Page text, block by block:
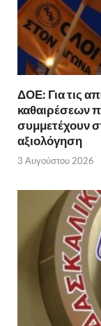
ΔΟΕ: Για τις
καθαιρέσεων
συμμετέχουν
αξιολόγηση
3 Αυγούστου 2026